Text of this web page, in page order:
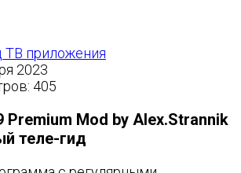
ТВ приложения
2023
405
Premium Mod by Alex.Strannik
теле-гид